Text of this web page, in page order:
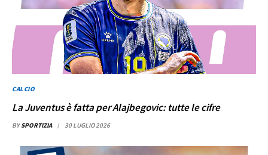
CALCIO
La Juventus è fatta per Alajbegovic: tutte le cifre
BY SPORTIZIA 30 LUGLIO 2026